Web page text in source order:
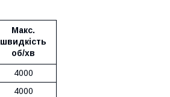
Макс.
швидкість
об/хв
4000
4000